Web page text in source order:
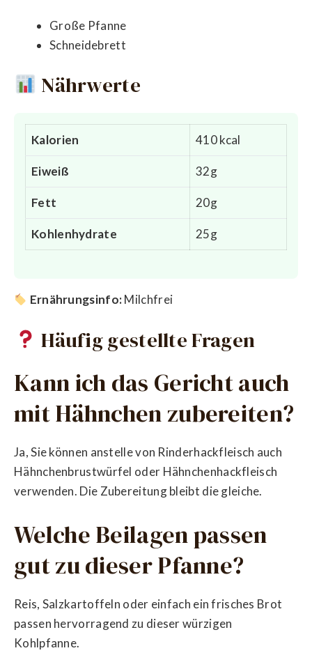
Große Pfanne
Schneidebrett
Nährwerte
Kalorien 410 kcal
Eiweiß 32g
Fett 20g
Kohlenhydrate 25g
Ernährungsinfo:Milchfrei
Häufig gestellte Fragen
Kann ich das Gericht auch
mit Hähnchen zubereiten?
Ja, Sie können anstelle von Rinderhackfleisch auch
Hähnchenbrustwürfel oder Hähnchenhackfleisch
verwenden. Die Zubereitung bleibt die gleiche.
Welche Beilagen passen
gut zu dieser Pfanne?
Reis, Salzkartoffeln oder einfach ein frisches Brot
passen hervorragend zu dieser würzigen
Kohlpfanne.